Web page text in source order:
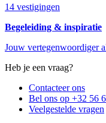
14 vestigingen
Begeleiding & inspiratie
Jouw vertegenwoordiger
Heb je een vraag?
Contacteer ons
Bel ons op +32 56
Veelgestelde vragen